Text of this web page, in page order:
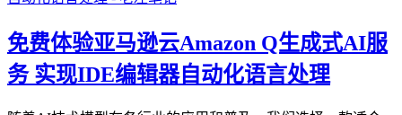
免费体验亚马逊云Amazon Q生成式AI服
务 实现IDE编辑器自动化语言处理